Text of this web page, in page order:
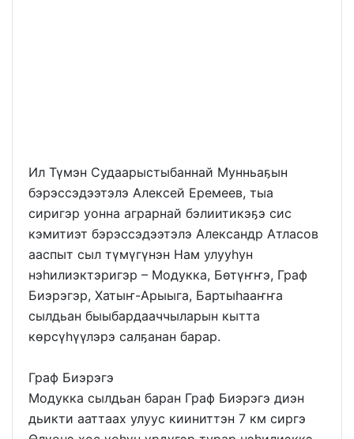
Ил Түмэн Судаарыстыбаннай Мунньаҕын
бэрэссэдээтэлэ Алексей Еремеев, тыа
сиригэр уонна аграрнай бэлиитикэҕэ сис
кэмитиэт бэрэссэдээтэлэ Александр Атласов
ааспыт сыл түмүгүнэн Нам улууһун
нэһилиэктэригэр – Модукка, Бөтүҥҥэ, Граф
Биэрэгэр, Хатыҥ-Арыыга, Бартыһааҥҥа
сылдьан быыбардааччыларын кытта
көрсүһүүлэрэ салҕанан барар.
Граф Биэрэгэ
Модукка сылдьан баран Граф Биэрэгэ диэн
дьикти ааттаах улуус кииниттэн 7 км сиргэ